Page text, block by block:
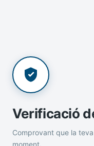
Verificació
Comprovant que la
moment.